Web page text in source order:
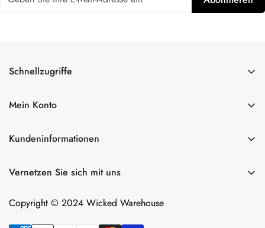
Schnellzugriffe
Lulexy Leder
Für Ihn
Intimgeräte
Mein Konto
Warenkorb
Wunschliste
Kontakt
Kundeninformationen
Retouren
Versand
Vernetzen Sie sich mit uns
Copyright © 2024 Wicked Warehouse